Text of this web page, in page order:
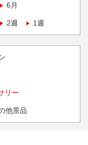
6月
2週 1週
リー
他景品